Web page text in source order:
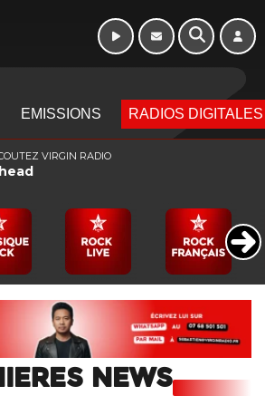
EMISSIONS RADIOS DIGITALES
NEWS
VIRGIN RADIO
Week-end de 16h
à 20h